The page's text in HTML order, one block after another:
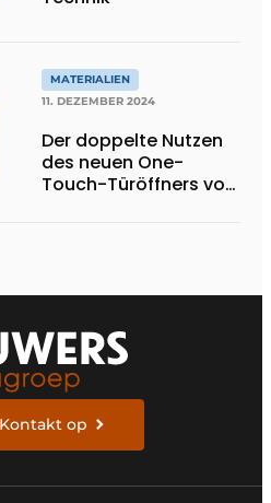
MATERIALIEN
11. DEZEMBER 2024
Der doppelte Nutzen
des neuen One-
Touch-Türöffners von
op